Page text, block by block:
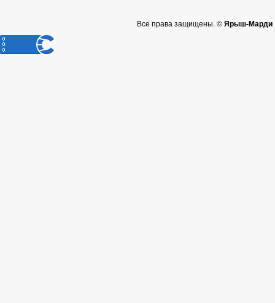
Все права защищены. ©Ярыш-Марди